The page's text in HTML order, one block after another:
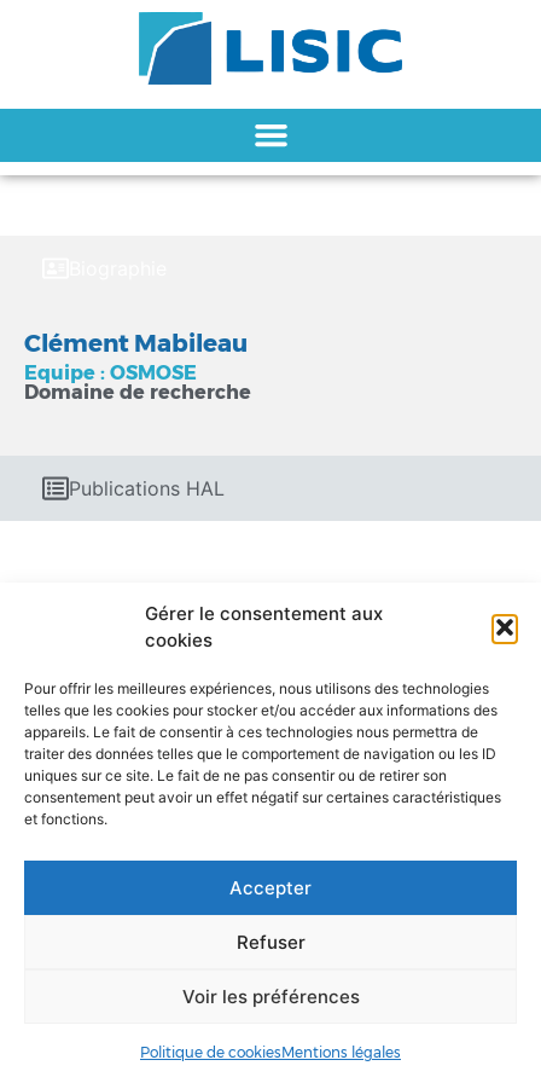
Gérer le consentement aux
cookies
Pour offrir les meilleures expériences, nous utilisons des technologies
telles que les cookies pour stocker et/ou accéder aux informations des
appareils. Le fait de consentir à ces technologies nous permettra de
traiter des données telles que le comportement de navigation ou les ID
uniques sur ce site. Le fait de ne pas consentir ou de retirer son
consentement peut avoir un effet négatif sur certaines caractéristiques
et fonctions.
Accepter
Refuser
Voir les préférences
Politique de cookiesMentions légales
Publications HAL
Clément Mabileau
Equipe : OSMOSE
Domaine de recherche
ANNUAIRE ACCÈS & CONTACT ORGANIGRAMME
MENTIONS LÉGALES